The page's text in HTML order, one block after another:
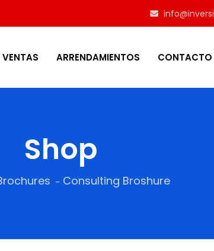
VENTAS ARRENDAMIENTOS CONTACTO
Shop
Consulting Broshure